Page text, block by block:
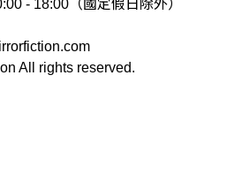
- 18:00（國定假日除外）
All rights reserved.